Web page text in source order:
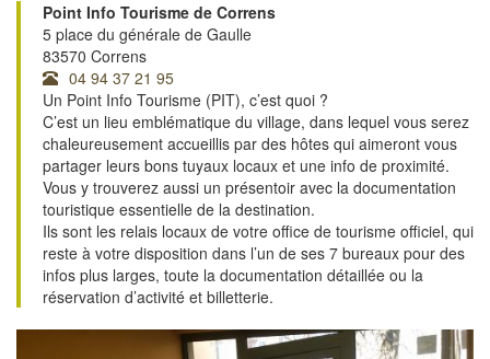
Point Info Tourisme de Correns
5 place du générale de Gaulle
83570 Correns
04 94 37 21 95
Un Point Info Tourisme (PIT), c’est quoi ?
C’est un lieu emblématique du village, dans lequel vous serez
chaleureusement accueillis par des hôtes qui aimeront vous
partager leurs bons tuyaux locaux et une info de proximité.
Vous y trouverez aussi un présentoir avec la documentation
touristique essentielle de la destination.
Ils sont les relais locaux de votre office de tourisme officiel, qui
reste à votre disposition dans l’un de ses 7 bureaux pour des
infos plus larges, toute la documentation détaillée ou la
réservation d’activité et billetterie.